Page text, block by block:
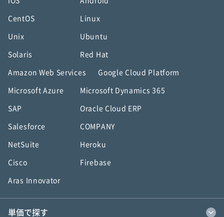
CentOS Linux
Unix Ubuntu
Solaris Red Hat
Amazon Web Services Google Cloud Platform
Microsoft Azure Microsoft Dynamics 365
SAP Oracle Cloud ERP
Salesforce COMPANY
NetSuite Heroku
Cisco Firebase
Aras Innovator
単価で探す